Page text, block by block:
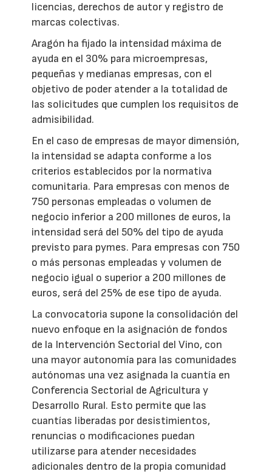
licencias, derechos de autor y registro de
marcas colectivas.
Aragón ha fijado la intensidad máxima de
ayuda en el 30% para microempresas,
pequeñas y medianas empresas, con el
objetivo de poder atender a la totalidad de
las solicitudes que cumplen los requisitos de
admisibilidad.
En el caso de empresas de mayor dimensión,
la intensidad se adapta conforme a los
criterios establecidos por la normativa
comunitaria. Para empresas con menos de
750 personas empleadas o volumen de
negocio inferior a 200 millones de euros, la
intensidad será del 50% del tipo de ayuda
previsto para pymes. Para empresas con 750
o más personas empleadas y volumen de
negocio igual o superior a 200 millones de
euros, será del 25% de ese tipo de ayuda.
La convocatoria supone la consolidación del
nuevo enfoque en la asignación de fondos
de la Intervención Sectorial del Vino, con
una mayor autonomía para las comunidades
autónomas una vez asignada la cuantía en
Conferencia Sectorial de Agricultura y
Desarrollo Rural. Esto permite que las
cuantías liberadas por desistimientos,
renuncias o modificaciones puedan
utilizarse para atender necesidades
adicionales dentro de la propia comunidad